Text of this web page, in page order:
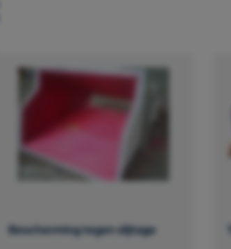
Bescherming tegen slijtage